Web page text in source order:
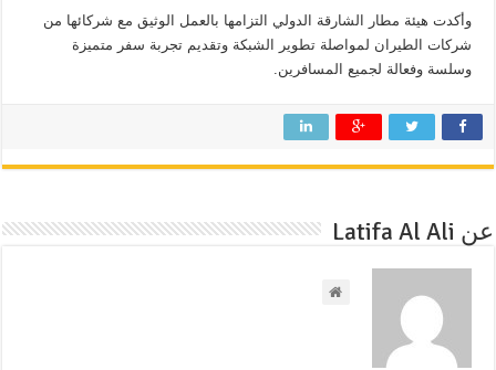
وأكدت هيئة مطار الشارقة الدولي التزامها بالعمل الوثيق مع شركائها من
شركات الطيران لمواصلة تطوير الشبكة وتقديم تجربة سفر متميزة
وسلسة وفعالة لجميع المسافرين.
عن Latifa Al Ali